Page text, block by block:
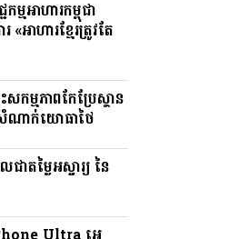
មអាហារកម្ពុជា
អាហារខ្មែរត្រូវតែ
កម្មភាពកែប្រែស្ថាន
សំណាក់យោធាថៃ
ាតម្លៃអស្ចារ្យ នៃ